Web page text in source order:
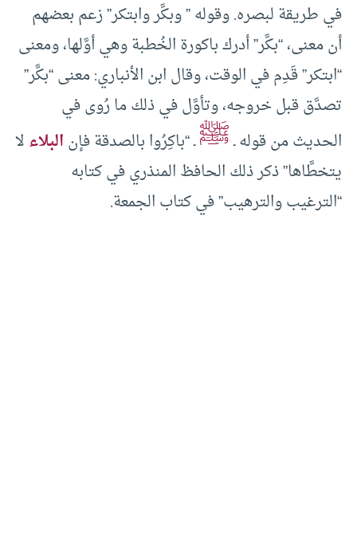
في طريقة لبصره. وقوله ” وبكَّر وابتكر” زعم بعضهم
أن معنى، “بكَّر” أدرك باكورة الخُطبة وهي أوَّلها، ومعنى
“ابتكر” قَدِم في الوقت، وقال ابن الأنباري: معنى “بكَّر”
تصدَّق قبل خروجه، وتأوَّل في ذلك ما رُوى في
الحديث من قوله ـﷺـ “باكِرُوا بالصدقة فإنالبلاءلا
يتخطَّاها” ذكر ذلك الحافظ المنذري في كتابه
“الترغيب والترهيب” في كتاب الجمعة.